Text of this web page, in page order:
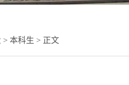
> 本科生 > 正文